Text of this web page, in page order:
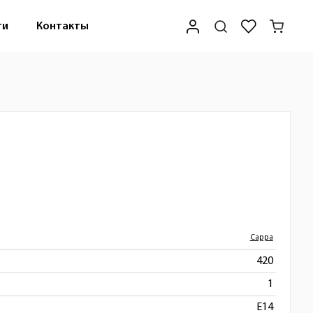
Контакты
Cappa
420
1
E14